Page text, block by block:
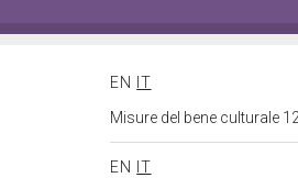
EN
IT
Misure del bene culturale
EN
IT